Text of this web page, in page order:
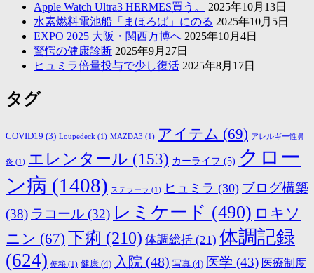
Apple Watch Ultra3 HERMES買う。
2025年10月13日
水素燃料電池船「まほろば」にのる 2025年10月5日
EXPO 2025 大阪・関西万博へ 2025年10月4日
驚愕の健康診断 2025年9月27日
ヒュミラ倍量投与で少し復活 2025年8月17日
タグ
COVID19 (3) Loupedeck (1) MAZDA3 (1) アイテム (69) アレルギー性鼻
炎 (1) エレンタール (153) カーライフ (5) クロー
ン病 (1408) ステラーラ (1) ヒュミラ (30) ブログ構築
(38) ラコール (32) レミケード (490) ロキソ
ニン (67) 下痢 (210) 体調総括 (21) 体調記録
(624) 便秘 (1) 健康 (4) 入院 (48) 写真 (4) 医学 (43) 医療制度